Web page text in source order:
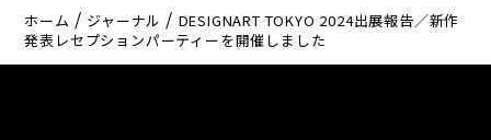
ホーム ジャーナル
DESIGNART TOKYO 2024出展報告／新作
発表レセプションパーティーを開催しました